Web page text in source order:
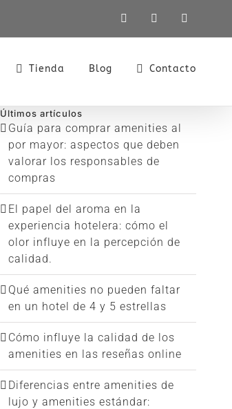
LinkedIn
X Instagram
Tienda Blog Contacto
Últimos artículos
Guía para comprar amenities al
por mayor: aspectos que deben
valorar los responsables de
compras
El papel del aroma en la
experiencia hotelera: cómo el
olor influye en la percepción de
calidad.
Qué amenities no pueden faltar
en un hotel de 4 y 5 estrellas
Cómo influye la calidad de los
amenities en las reseñas online
Diferencias entre amenities de
lujo y amenities estándar: